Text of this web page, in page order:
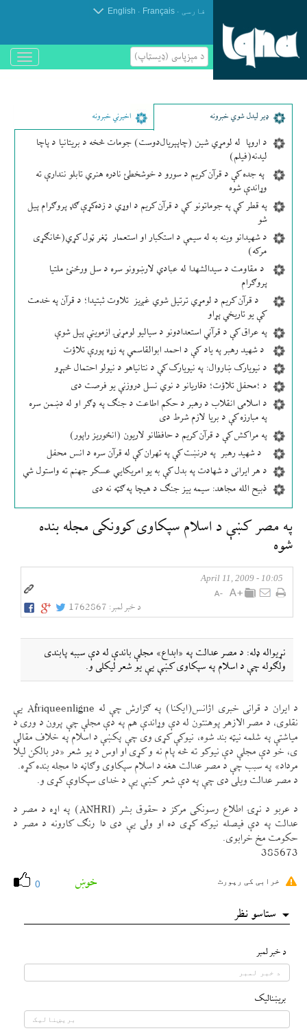
فارسی .
Français
.
English
د مېزپاسى (ډیسټاپ)
باز
و
ډير لیدل شوي خبرونه اخیرني خبرونه
د اروپا له لومړي شین (چاپېریال‌دوست) جومات څخه د بریتانیا د پاچا
لیدنه(فیلم)
په جده کې د قرآن کریم د سورو د خوشخطئ نادره هنري تابلو نندارې ته
وړاندې شوه
په قطر کې په جوماتونو کې د قرآن کریم د اوړي د زده‌کړې ګډ پروګرام پیل
شو
د شهیدانو وینه به له سیمې د استکبار او استعمار ټغر ټول کړي(ځانګړی
مرکه)
د مقاومت د سیدالشهدا له عبادي لارښوونو سره د سل ورځنئ ملتیا
پروګرام
د قرآن کریم د لومړي ترتیل شوي غږیز تلاوت ثبتیدا؛ د قرآن په خدمت
کې یو تاریخي پړاو
په عراق کې د قرآني استعدادونو د سیالیو لومړنۍ ازموینې پیل شوې
د شهید رهبر په یاد کې د احمد ابوالقاسمي په زړه پورې تلاؤت
د نیویارک ښاروال: په نیویارک کې د نتانیاهو د نیولو احتمال څېړو
د ؛محفل تلاؤت؛ دقاریانو د نوي نسل دروزنې یو فرصت دی
د اسلامی انقلاب د رهبر د حکم اطاعت د جنګ په ډګر او له دښمن سره
په مبارزه کې د بریا لازم شرط دی
په مراکش کې د قرآن کریم د حافظانو لاریون (انځوریز راپور)
د شهید رهبر په درنښت کې په تهران کې له قرآن سره د انس محفل
د هر ایرانی د شهادت په بدل کې به یو امریکایي عسکر جهنم ته واستول شي
ذبیح الله مجاهد: سیمه ییز جنګ د هیچا په ګټه نه دی
په مصر كښې د اسلام سپكاوی كوونكی مجله بنده
شوه
10:05 - April 11, 2009
د خبر لمبر: 1762867
نړيواله ډله: د مصر عدالت په «ابداع» مجلې باندې له دې سببه پابندی
ولګوله چې د اسلام په سپكاوی كښې یې يو شعر ليكلی و.
د ايران د قرانی خبری اژانس(ايكنا) په ګزارش چې له Afriqueenligne یې
نقلوی، د مصر الازهر پوهنتون له دې وړاندې هم په دې مجلې چې پرون د وری د
مياشتې په شلمه نیټه بند شوه، نيوكې كړی وی چې پكښې د اسلام په خلاف مقالې
ی، خو دې مجلې دې نيوكو ته څه پام نه و كړی او اوس د يو شعر «در بالكن ليلا
مرداد» په سبب چې د مصر عدالت هغه د اسلام سپكاوی وګاڼه دا مجله بنده كړه.
د مصر عدالت ويلی دی چې په دې شعر كښې یې د خدای سپكاوې كړی و.
د عربو د نړۍ اطلاع رسونكی مركز د حقوق بشر (ANHRI) په اړه د مصر د
عدالت په دې فيصله نيوكه كړی ده او ولی یې دی دا رنګ كارونه د مصر د
حكومت مخ خرابوی.
385673
0 خوښ خرابی کی رپورٹ
ستاسو نظر
د خبر لمبر
بريښناليک